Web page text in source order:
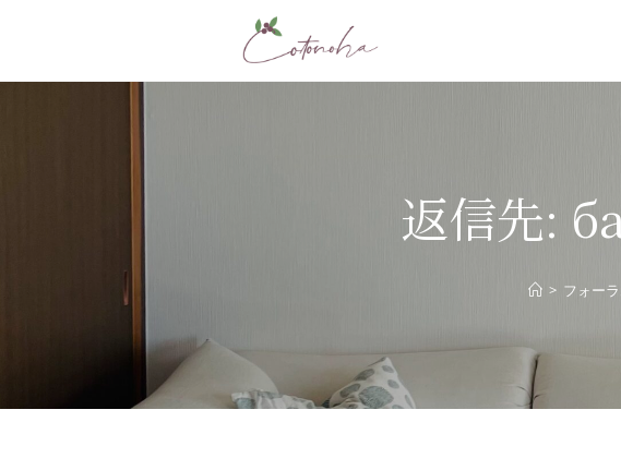
返信先:
> フォー